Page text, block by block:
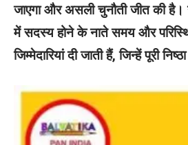
जाएगा और असली चुनौती जीत की
में सदस्य होने के नाते समय और
जिम्मेदारियां दी जाती हैं, जिन्हें पूरी